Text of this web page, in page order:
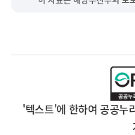
'텍스트'에 한하여 공공누